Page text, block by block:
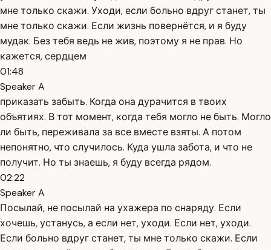
мне только скажи. Уходи, если больно вдруг станет, ты
мне только скажи. Если жизнь повернётся, и я буду
мудак. Без тебя ведь не жив, поэтому я не прав. Но
кажется, сердцем
01:48
Speaker A
приказать забыть. Когда она дурачится в твоих
объятиях. В тот момент, когда тебя могло не быть. Могло
ли быть, переживала за все вместе взяты. А потом
непонятно, что случилось. Куда ушла забота, и что не
получит. Но ты знаешь, я буду всегда рядом.
02:22
Speaker A
Посылай, не посылай на ухажера по снаряду. Если
хочешь, устанусь, а если нет, уходи. Если нет, уходи.
Если больно вдруг станет, ты мне только скажи. Если